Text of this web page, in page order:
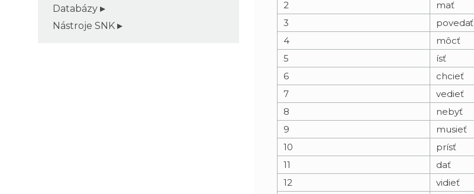
Databázy
Nástroje SNK
2
mať
3
povedať
4
môcť
5
ísť
6
chcieť
7
vedieť
8
nebyť
9
musieť
10
prísť
11
dať
12
vidieť